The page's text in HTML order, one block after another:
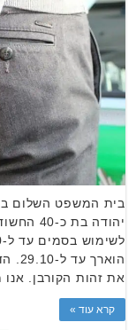
בית המשפט השלום
את זהות הקורבן. אנו
קרא עוד »